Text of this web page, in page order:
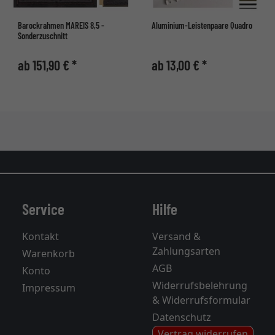
Barockrahmen MAREIS 8,5 -
Sonderzuschnitt
ab 151,90 € *
Aluminium-Leistenpaare Quadro
ab 13,00 € *
Service
Kontakt
Warenkorb
Konto
Impressum
Hilfe
Versand &
Zahlungsarten
AGB
Widerrufsbelehrung
& Widerrufsformular
Datenschutz